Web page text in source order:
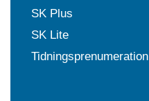
SK Plus
SK Lite
Tidningsprenumeration